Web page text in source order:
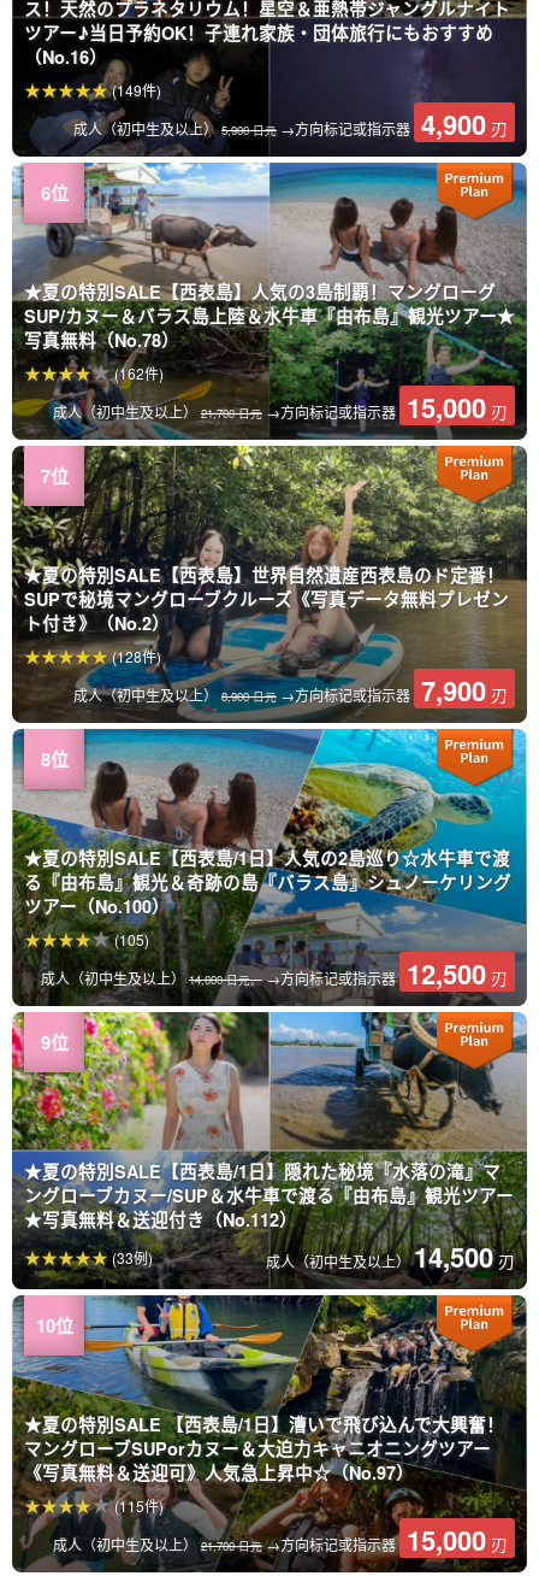
ス！天然のプラネタリウム！星空＆亜熱帯ジャングルナイト
ツアー♪当日予約OK！子連れ家族・団体旅行にもおすすめ
（No.16）
成人（初中生及以上）5,900 日元 →方向标记或指示器 4,900 刃
(149件)
★夏の特別SALE【西表島】人気の3島制覇！マングローグ
SUP/カヌー＆バラス島上陸＆水牛車『由布島』観光ツアー★
写真無料（No.78）
成人（初中生及以上） 21,700 日元 →方向标记或指示器 15,000 刃
(162件)
★夏の特別SALE【西表島】世界自然遺産西表島のド定番！
SUPで秘境マングローブクルーズ《写真データ無料プレゼン
ト付き》（No.2）
成人（初中生及以上）8,900 日元 →方向标记或指示器 7,900 刃
(128件)
★夏の特別SALE【西表島/1日】人気の2島巡り☆水牛車で渡
る『由布島』観光＆奇跡の島『バラス島』シュノーケリング
ツアー（No.100）
成人（初中生及以上）14,000 日元。→方向标记或指示器 12,500 刃
(105)
★夏の特別SALE【西表島/1日】隠れた秘境『水落の滝』マ
ングローブカヌー/SUP＆水牛車で渡る『由布島』観光ツアー
★写真無料＆送迎付き（No.112）
成人（初中生及以上）14,500 刃
(33例)
★夏の特別SALE 【西表島/1日】漕いで飛び込んで大興奮！
マングローブSUPorカヌー＆大迫力キャニオニングツアー
《写真無料＆送迎可》人気急上昇中☆（No.97）
成人（初中生及以上）21,700 日元→方向标记或指示器 15,000 刃
(115件)